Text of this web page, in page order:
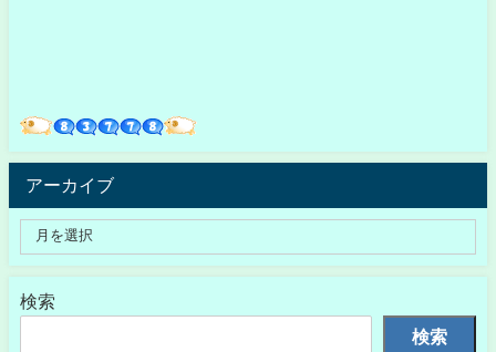
アーカイブ
検索
検索